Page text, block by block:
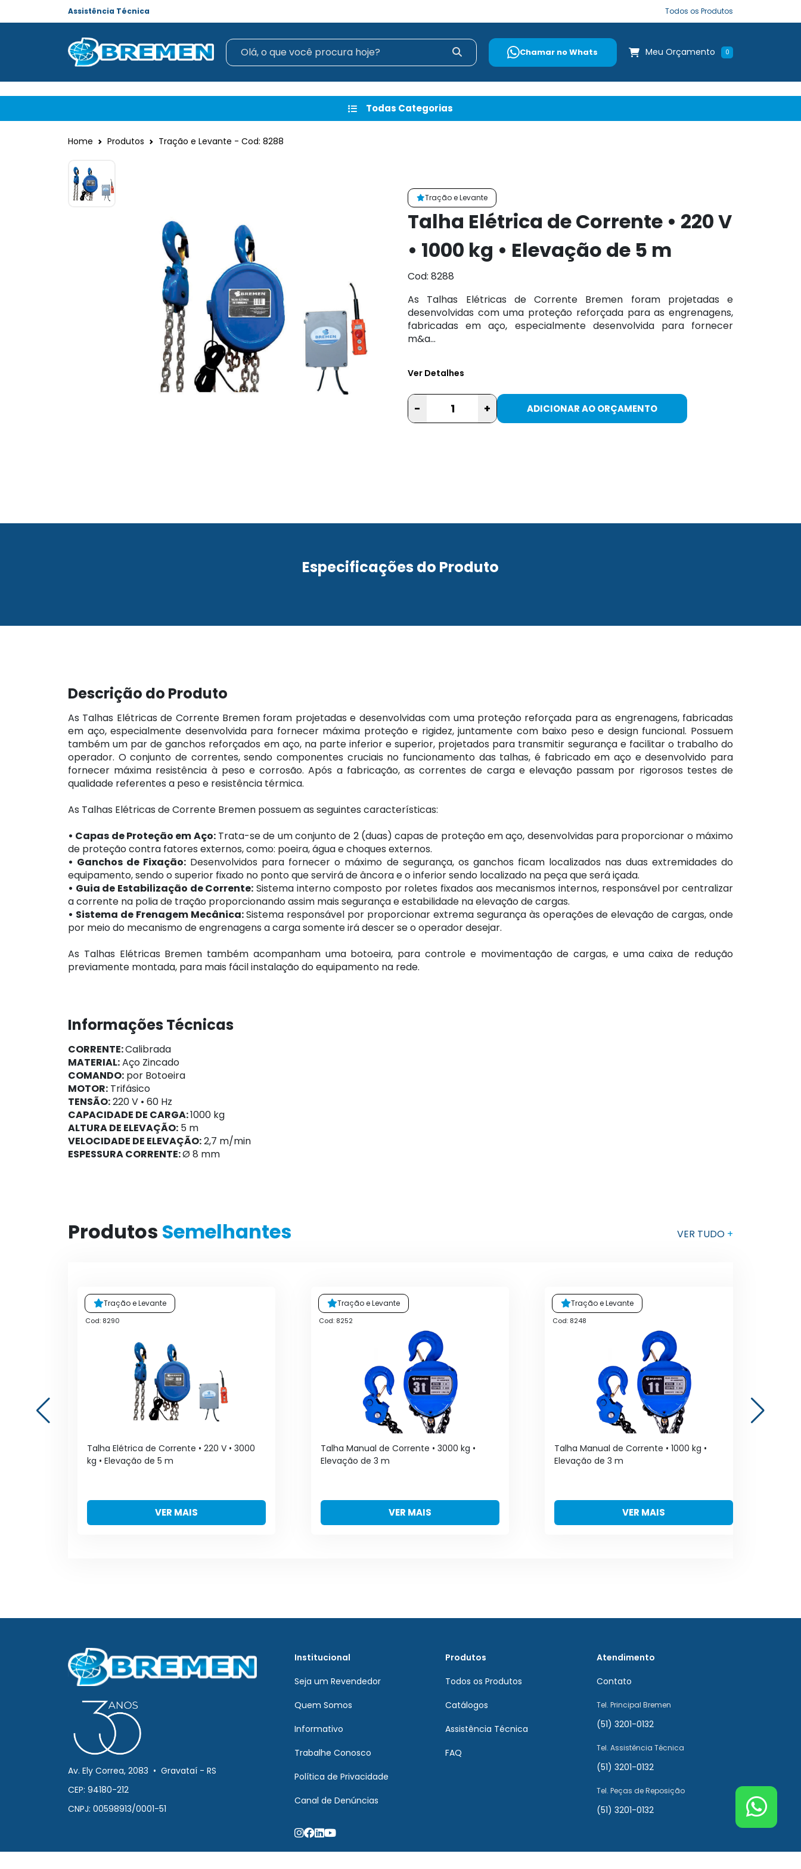
Assistência Técnica Todos os Produtos
Chamar no Whats Meu Orçamento 0
Todas Categorias
Home Produtos Tração e Levante - Cod: 8288
Tração e Levante
Talha Elétrica de Corrente • 220 V
• 1000 kg • Elevação de 5 m
Cod: 8288
As Talhas Elétricas de Corrente Bremen foram projetadas e
desenvolvidas com uma proteção reforçada para as engrenagens,
fabricadas em aço, especialmente desenvolvida para fornecer
m&a...
Ver Detalhes
- + ADICIONAR AO ORÇAMENTO
Especificações do Produto
Descrição do Produto
As Talhas Elétricas de Corrente Bremen foram projetadas e desenvolvidas com uma proteção reforçada para as engrenagens, fabricadas
em aço, especialmente desenvolvida para fornecer máxima proteção e rigidez, juntamente com baixo peso e design funcional. Possuem
também um par de ganchos reforçados em aço, na parte inferior e superior, projetados para transmitir segurança e facilitar o trabalho do
operador. O conjunto de correntes, sendo componentes cruciais no funcionamento das talhas, é fabricado em aço e desenvolvido para
fornecer máxima resistência à peso e corrosão. Após a fabricação, as correntes de carga e elevação passam por rigorosos testes de
qualidade referentes a peso e resistência térmica.
As Talhas Elétricas de Corrente Bremen possuem as seguintes características:
• Capas de Proteção em Aço:Trata-se de um conjunto de 2 (duas) capas de proteção em aço, desenvolvidas para proporcionar o máximo
de proteção contra fatores externos, como: poeira, água e choques externos.
• Ganchos de Fixação: Desenvolvidos para fornecer o máximo de segurança, os ganchos ficam localizados nas duas extremidades do
equipamento, sendo o superior fixado no ponto que servirá de âncora e o inferior sendo localizado na peça que será içada.
• Guia de Estabilização de Corrente: Sistema interno composto por roletes fixados aos mecanismos internos, responsável por centralizar
a corrente na polia de tração proporcionando assim mais segurança e estabilidade na elevação de cargas.
• Sistema de Frenagem Mecânica:Sistema responsável por proporcionar extrema segurança às operações de elevação de cargas, onde
por meio do mecanismo de engrenagens a carga somente irá descer se o operador desejar.
As Talhas Elétricas Bremen também acompanham uma botoeira, para controle e movimentação de cargas, e uma caixa de redução
previamente montada, para mais fácil instalação do equipamento na rede.
Informações Técnicas
CORRENTE:Calibrada
MATERIAL:Aço Zincado
COMANDO: por Botoeira
MOTOR: Trifásico
TENSÃO:220 V • 60 Hz
CAPACIDADE DE CARGA:1000 kg
ALTURA DE ELEVAÇÃO: 5 m
VELOCIDADE DE ELEVAÇÃO:2,7 m/min
ESPESSURA CORRENTE:Ø 8 mm
Produtos Semelhantes VER TUDO +
Tração e Levante
Cod: 8290
Talha Elétrica de Corrente • 220 V • 3000
kg • Elevação de 5 m
VER MAIS
Tração e Levante
Cod: 8252
Talha Manual de Corrente • 3000 kg •
Elevação de 3 m
VER MAIS
Tração e Levante
Cod: 8248
Talha Manual de Corrente • 1000 kg •
Elevação de 3 m
VER MAIS
Av. Ely Correa, 2083 • Gravataí - RS
CEP: 94180-212
CNPJ: 00598913/0001-51
Institucional
Seja um Revendedor
Quem Somos
Informativo
Trabalhe Conosco
Política de Privacidade
Canal de Denúncias
Produtos
Todos os Produtos
Catálogos
Assistência Técnica
FAQ
Atendimento
Contato
Tel. Principal Bremen
(51) 3201-0132
Tel. Assistência Técnica
(51) 3201-0132
Tel. Peças de Reposição
(51) 3201-0132